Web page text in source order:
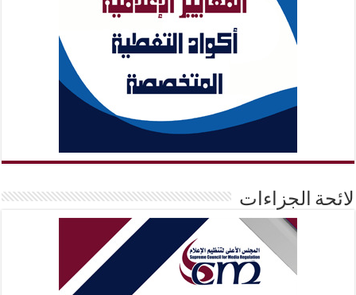
لائحة الجزاءات